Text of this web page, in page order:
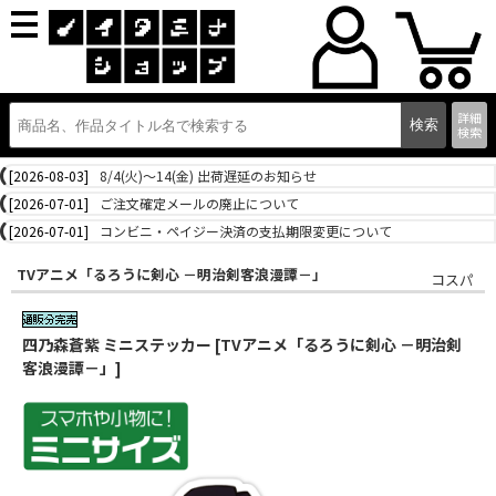
詳細
検索
[2026-08-03]
8/4(火)～14(金) 出荷遅延のお知らせ
[2026-07-01]
ご注文確定メールの廃止について
[2026-07-01]
コンビニ・ペイジー決済の支払期限変更について
TVアニメ「るろうに剣心 －明治剣客浪漫譚－」 コスパ
四乃森蒼紫 ミニステッカー [TVアニメ「るろうに剣心 －明治剣
客浪漫譚－」]